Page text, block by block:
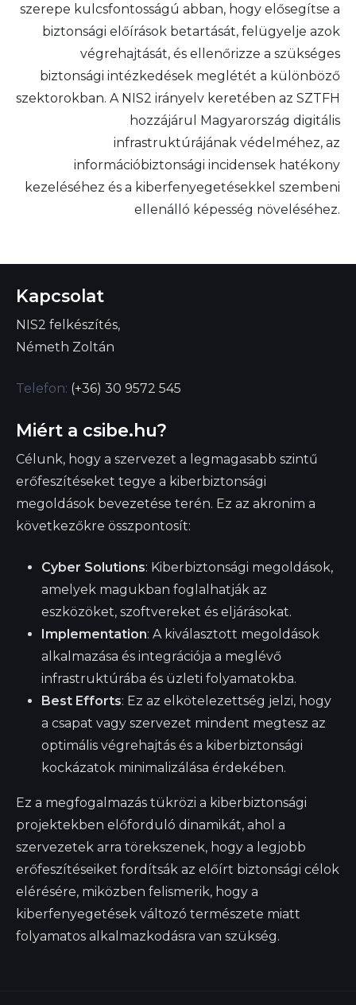
szerepe kulcsfontosságú abban, hogy elősegítse a
biztonsági előírások betartását, felügyelje azok
végrehajtását, és ellenőrizze a szükséges
biztonsági intézkedések meglétét a különböző
szektorokban. A NIS2 irányelv keretében az SZTFH
hozzájárul Magyarország digitális
infrastruktúrájának védelméhez, az
információbiztonsági incidensek hatékony
kezeléséhez és a kiberfenyegetésekkel szembeni
ellenálló képesség növeléséhez.
Kapcsolat
NIS2 felkészítés,
Németh Zoltán
Telefon: (+36) 30 9572 545
Miért a csibe.hu?
Célunk, hogy a szervezet a legmagasabb szintű
erőfeszítéseket tegye a kiberbiztonsági
megoldások bevezetése terén. Ez az akronim a
következőkre összpontosít:
Cyber Solutions: Kiberbiztonsági megoldások,
amelyek magukban foglalhatják az
eszközöket, szoftvereket és eljárásokat.
Implementation: A kiválasztott megoldások
alkalmazása és integrációja a meglévő
infrastruktúrába és üzleti folyamatokba.
Best Efforts: Ez az elkötelezettség jelzi, hogy
a csapat vagy szervezet mindent megtesz az
optimális végrehajtás és a kiberbiztonsági
kockázatok minimalizálása érdekében.
Ez a megfogalmazás tükrözi a kiberbiztonsági
projektekben előforduló dinamikát, ahol a
szervezetek arra törekszenek, hogy a legjobb
erőfeszítéseiket fordítsák az előírt biztonsági célok
elérésére, miközben felismerik, hogy a
kiberfenyegetések változó természete miatt
folyamatos alkalmazkodásra van szükség.